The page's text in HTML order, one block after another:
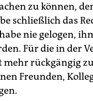
zu können,
schließlich das
habe nie gelogen,
Für die in der
rückgängig
Freunden,